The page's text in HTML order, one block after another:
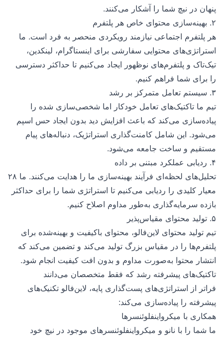
پنهان در نیچ شما را آشکار می‌کنند.
۲. بهینه‌سازی محتوای خاص هر پلتفرم
هر پلتفرم اجتماعی نیازمند رویکردی منحصر به فرد است. ما
استراتژی‌های محتوایی سفارشی برای اینستاگرام، لینکدین،
تیک‌تاک و پلتفرم‌های نوظهور ایجاد می‌کنیم تا حداکثر دسترسی
را برای شما فراهم کنیم.
۳. سیستم تعامل متمرکز بر رشد
تیم ما تاکتیک‌های تعامل خودکار اما شخصی‌سازی شده را
پیاده‌سازی می‌کند که باعث افزایش دید بدون ایجاد حس اسپم
می‌شود. این شامل کامنت‌گذاری استراتژیک، دنباله‌های پیام
مستقیم و ساخت جامعه می‌شود.
۴. ردیابی عملکرد مبتنی بر داده
تحلیل‌های لحظه‌ای فرآیند بهینه‌سازی ما را هدایت می‌کنند. ما ۲۸
معیار کلیدی را ردیابی می‌کنیم تا استراتژی شما را برای حداکثر
بازده سرمایه‌گذاری به‌طور مداوم اصلاح کنیم.
۵. تولید محتوای مقیاس‌پذیر
تیم تولید محتوای لاین‌فالو، محتوای باکیفیت و بهینه‌شده برای
پلتفرم‌ها را در مقیاس بزرگ تولید می‌کند و تضمین می‌کند که
انتشار محتوا به‌صورت مداوم و بدون افت کیفیت انجام شود.
تاکتیک‌های پیشرفته رشد که فقط متخصصان می‌دانند
فراتر از استراتژی‌های پست‌گذاری پایه، لاین‌فالو تکنیک‌های
پیشرفته را پیاده‌سازی می‌کند:
همکاری با میکرواینفلوئنسرها
ما شما را با نانو و میکرواینفلوئنسرهای موجود در نیچ خود